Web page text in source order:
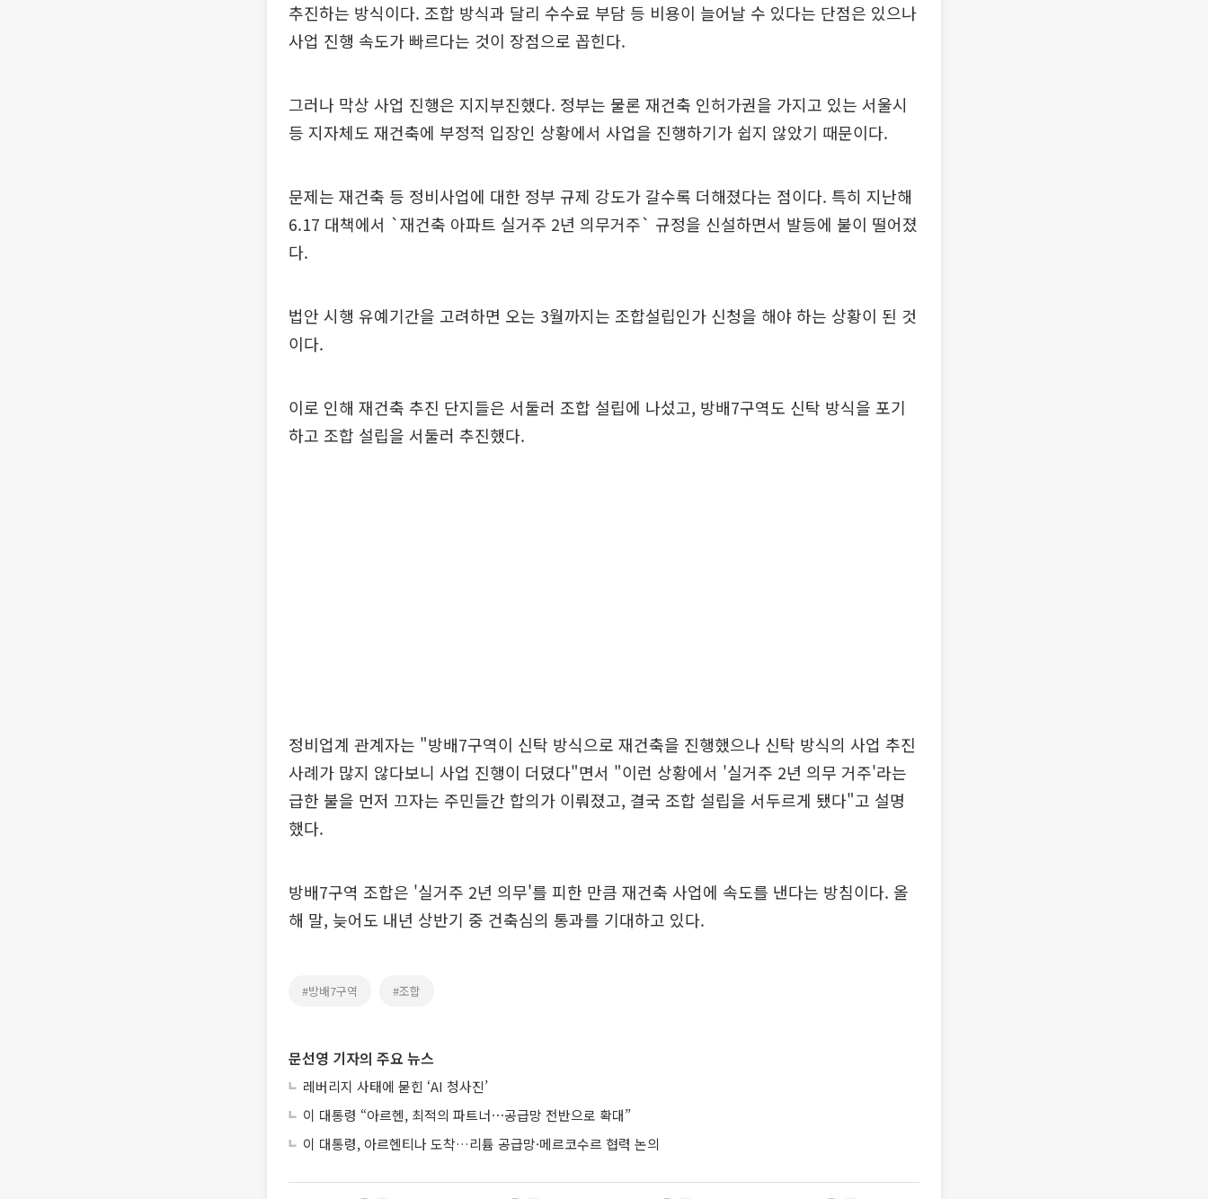
추진하는 방식이다. 조합 방식과 달리 수수료 부담 등 비용이 늘어날 수 있다는 단점은 있으나
사업 진행 속도가 빠르다는 것이 장점으로 꼽힌다.
그러나 막상 사업 진행은 지지부진했다. 정부는 물론 재건축 인허가권을 가지고 있는 서울시
등 지자체도 재건축에 부정적 입장인 상황에서 사업을 진행하기가 쉽지 않았기 때문이다.
문제는 재건축 등 정비사업에 대한 정부 규제 강도가 갈수록 더해졌다는 점이다. 특히 지난해
6.17 대책에서 `재건축 아파트 실거주 2년 의무거주` 규정을 신설하면서 발등에 불이 떨어졌
다.
법안 시행 유예기간을 고려하면 오는 3월까지는 조합설립인가 신청을 해야 하는 상황이 된 것
이다.
이로 인해 재건축 추진 단지들은 서둘러 조합 설립에 나섰고, 방배7구역도 신탁 방식을 포기
하고 조합 설립을 서둘러 추진했다.
정비업계 관계자는 "방배7구역이 신탁 방식으로 재건축을 진행했으나 신탁 방식의 사업 추진
사례가 많지 않다보니 사업 진행이 더뎠다"면서 "이런 상황에서 '실거주 2년 의무 거주'라는
급한 불을 먼저 끄자는 주민들간 합의가 이뤄졌고, 결국 조합 설립을 서두르게 됐다"고 설명
했다.
방배7구역 조합은 '실거주 2년 의무'를 피한 만큼 재건축 사업에 속도를 낸다는 방침이다. 올
해 말, 늦어도 내년 상반기 중 건축심의 통과를 기대하고 있다.
#방배7구역 #조합
문선영 기자의 주요 뉴스
레버리지 사태에 묻힌 ‘AI 청사진’
이 대통령 “아르헨, 최적의 파트너⋯공급망 전반으로 확대”
이 대통령, 아르헨티나 도착…리튬 공급망·메르코수르 협력 논의